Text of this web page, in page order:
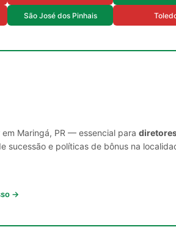
São José dos Pinhais
Maringá, PR — essencial para
sucessão e políticas de bônus na
→